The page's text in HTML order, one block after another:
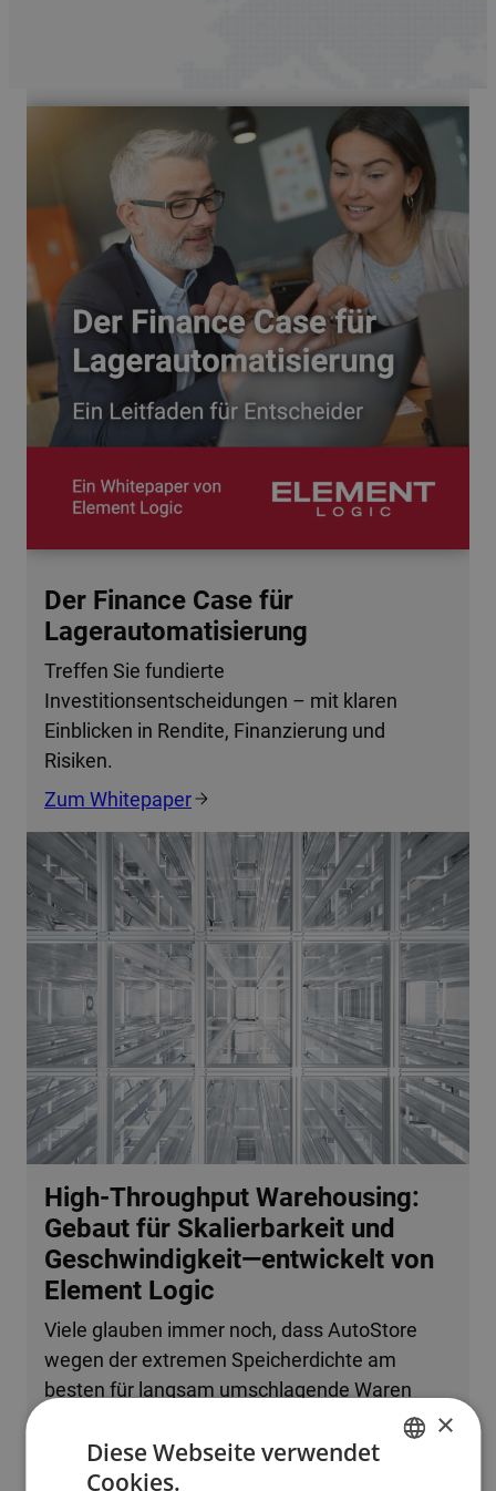
Der Finance Case für
Lagerautomatisierung
Treffen Sie fundierte
Investitionsentscheidungen – mit klaren
Einblicken in Rendite, Finanzierung und
Risiken.
Zum Whitepaper
High-Throughput Warehousing:
Gebaut für Skalierbarkeit und
Geschwindigkeit—entwickelt von
Element Logic
Viele glauben immer noch, dass AutoStore
wegen der extremen Speicherdichte am
besten für langsam umschlagende Waren
oder kleine Betriebe geeignet ist. Tatsache ist,
dass das System problemlos mehrere
zehntausend Bestellzeilen pro Stunde
×
Diese Webseite verwendet
Cookies.